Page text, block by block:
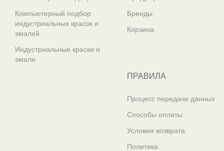
Компьютерный подбор
индустриальных красок и
эмалей
Индустриальные краски и
эмали
Бренды
Корзина
ПРАВИЛА
Процесс передачи данных
Способы оплаты
Условия возврата
Политика